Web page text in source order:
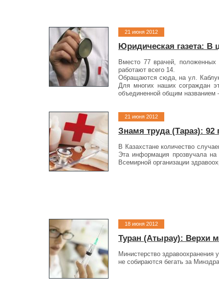
21 июня 2012
Юридическая газета: В
Вместо 77 врачей, положенных
работают всего 14.
Обращаются сюда, на ул.
Для многих наших сограждан
объединенной общим названием
21 июня 2012
Знамя труда (Тараз): 92
В Казахстане количество
Эта информация прозвучала
Всемирной организации
18 июня 2012
Туран (Атырау): Верхи
Министерство
не собираются бегать за